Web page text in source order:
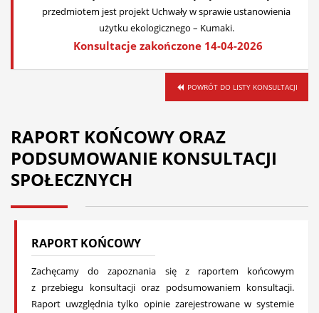
przedmiotem jest projekt Uchwały w sprawie ustanowienia
użytku ekologicznego – Kumaki.
Konsultacje zakończone 14-04-2026
POWRÓT DO LISTY KONSULTACJI
RAPORT KOŃCOWY ORAZ
PODSUMOWANIE KONSULTACJI
SPOŁECZNYCH
RAPORT KOŃCOWY
Zachęcamy do zapoznania się z raportem końcowym
z przebiegu konsultacji oraz podsumowaniem konsultacji.
Raport uwzględnia tylko opinie zarejestrowane w systemie